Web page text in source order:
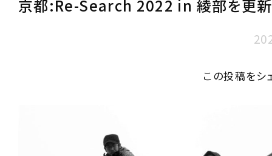
京都:Re-Search 2022 in 綾部を更新
この投稿をシ